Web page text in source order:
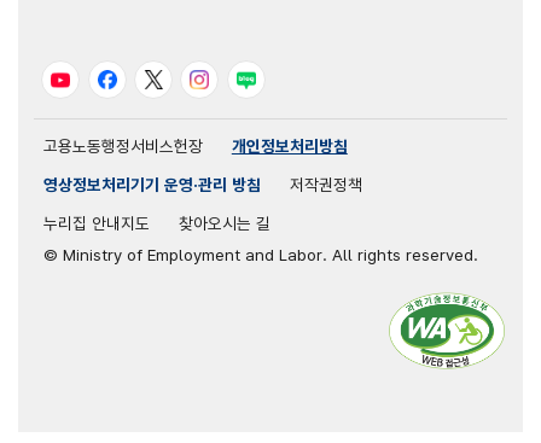
유튜브 페이스북트위터 인스타그램
블로그
고용노동행정서비스헌장
개인정보처리방침
영상정보처리기기 운영·관리 방침
저작권정책
누리집 안내지도
찾아오시는 길
© Ministry of Employment and Labor. All rights reserved.